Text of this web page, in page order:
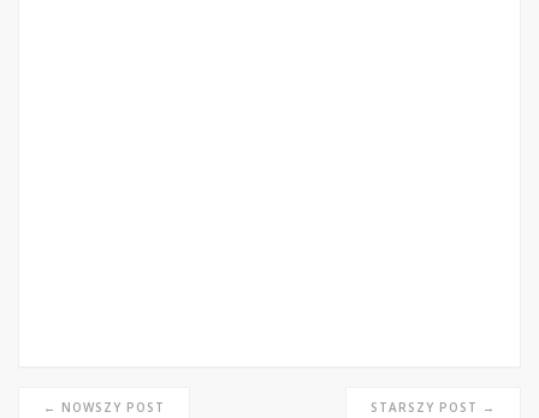
← NOWSZY POST STARSZY POST →